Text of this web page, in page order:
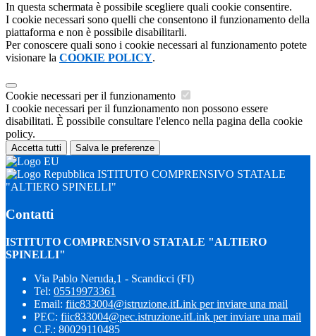
In questa schermata è possibile scegliere quali cookie consentire.
I cookie necessari sono quelli che consentono il funzionamento della
piattaforma e non è possibile disabilitarli.
Per conoscere quali sono i cookie necessari al funzionamento potete
visionare la COOKIE POLICY.
Cookie necessari per il funzionamento
I cookie necessari per il funzionamento non possono essere
disabilitati. È possibile consultare l'elenco nella pagina della cookie
policy.
Accetta tutti Salva le preferenze
ISTITUTO COMPRENSIVO STATALE
"ALTIERO SPINELLI"
Contatti
ISTITUTO COMPRENSIVO STATALE "ALTIERO
SPINELLI"
Via Pablo Neruda,1 - Scandicci (FI)
Tel: 05519973361
Email: fiic833004@istruzione.itLink per inviare una mail
PEC: fiic833004@pec.istruzione.itLink per inviare una mail
C.F.: 80029110485